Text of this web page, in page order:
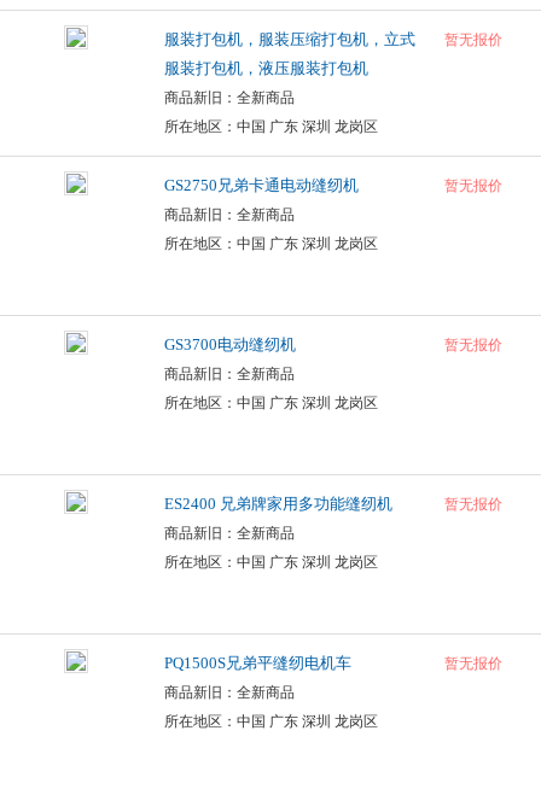
服装打包机，服装压缩打包机，立式
服装打包机，液压服装打包机
商品新旧：全新商品
所在地区：中国 广东 深圳 龙岗区
暂无报价
GS2750兄弟卡通电动缝纫机
商品新旧：全新商品
所在地区：中国 广东 深圳 龙岗区
暂无报价
GS3700电动缝纫机
商品新旧：全新商品
所在地区：中国 广东 深圳 龙岗区
暂无报价
ES2400 兄弟牌家用多功能缝纫机
商品新旧：全新商品
所在地区：中国 广东 深圳 龙岗区
暂无报价
PQ1500S兄弟平缝纫电机车
商品新旧：全新商品
所在地区：中国 广东 深圳 龙岗区
暂无报价